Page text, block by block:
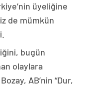
üyeliğine
de mümkün
bugün
olaylara
AB’nin “Dur,